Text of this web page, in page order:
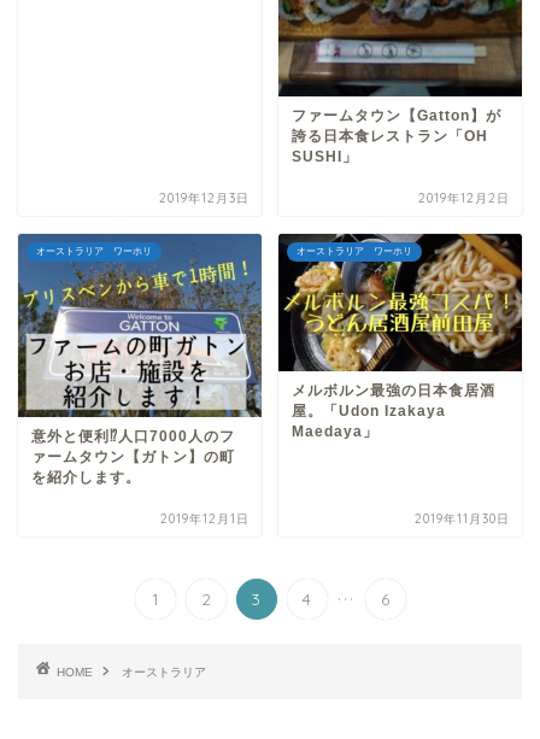
2019年12月3日
ファームタウン【Gatton】が
誇る日本食レストラン「OH
SUSHI」
2019年12月2日
オーストラリア ワーホリ
意外と便利⁉︎人口7000人のフ
ァームタウン【ガトン】の町
を紹介します。
2019年12月1日
オーストラリア ワーホリ
メルボルン最強の日本食居酒
屋。「Udon Izakaya
Maedaya」
2019年11月30日
1 2 3 4 ... 6
HOME オーストラリア